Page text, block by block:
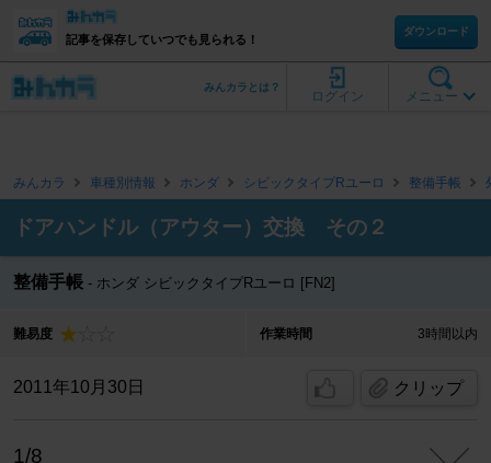
記事を保存していつでも見られる！
ダウンロード
メニュー
ログイン
みんカラとは？
みんカラ 車種別情報 ホンダ シビックタイプRユーロ 整備手帳
ドアハンドル（アウター）交換 その２
整備手帳 ホンダ シビックタイプRユーロ [FN2]
難易度 作業時間 3時間以内
2011年10月30日 クリップ
1/8